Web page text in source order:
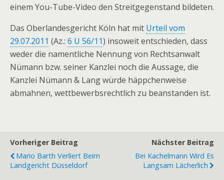
einem You-Tube-Video den Streitgegenstand bildeten.
Das Oberlandesgericht Köln hat mit Urteil vom
29.07.2011 (Az.: 6 U 56/11) insoweit entschieden, dass
weder die namentliche Nennung von Rechtsanwalt
Nümann bzw. seiner Kanzlei noch die Aussage, die
Kanzlei Nümann & Lang würde häppchenweise
abmahnen, wettbewerbsrechtlich zu beanstanden ist.
Vorheriger Beitrag
Mario Barth Verliert Beim
Landgericht Düsseldorf
Nächster Beitrag
Bei Kachelmann Wird Es
Langsam Lächerlich